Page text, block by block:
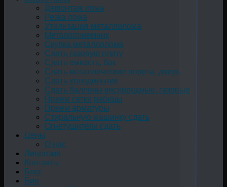
Демонтаж лома
Резка лома
Утилизация металлолома
Металоприемник
Скупка металлолома
Сдать газовую плиту
Сдать емкость, бак
Cдать металлические ворота, дверь
Сдать холодильник
Сдать баллоны кислородные, газовые
Прием сетки рабицы
Прием арматуры
Стиральную машинку сдать
Огнетушители сдать
Цены
О нас
Лицензия
Контакты
Блог
Био